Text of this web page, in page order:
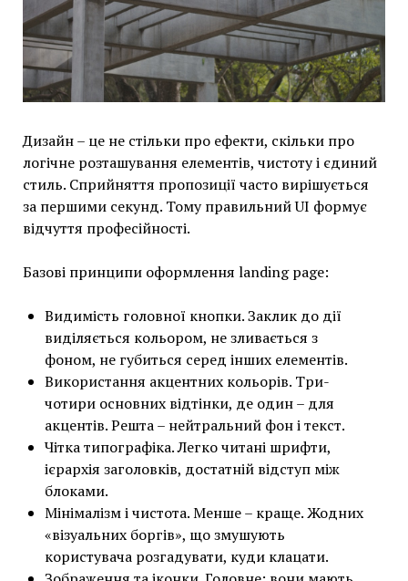
Дизайн – це не стільки про ефекти, скільки про
логічне розташування елементів, чистоту і єдиний
стиль. Сприйняття пропозиції часто вирішується
за першими секунд. Тому правильний UI формує
відчуття професійності.
Базові принципи оформлення landing page:
Видимість головної кнопки. Заклик до дії
виділяється кольором, не зливається з
фоном, не губиться серед інших елементів.
Використання акцентних кольорів. Три-
чотири основних відтінки, де один – для
акцентів. Решта – нейтральний фон і текст.
Чітка типографіка. Легко читані шрифти,
ієрархія заголовків, достатній відступ між
блоками.
Мінімалізм і чистота. Менше – краще. Жодних
«візуальних боргів», що змушують
користувача розгадувати, куди клацати.